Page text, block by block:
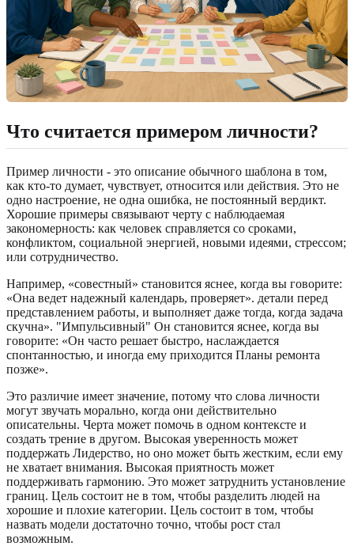
Что считается примером личности?
Пример личности - это описание обычного шаблона в том,
как кто-то думает, чувствует, относится или действия. Это не
одно настроение, не одна ошибка, не постоянный вердикт.
Хорошие примеры связывают черту с наблюдаемая
закономерность: как человек справляется со сроками,
конфликтом, социальной энергией, новыми идеями, стрессом;
или сотрудничество.
Например, «совестный» становится яснее, когда вы говорите:
«Она ведет надежный календарь, проверяет». детали перед
представлением работы, и выполняет даже тогда, когда задача
скучна». "Импульсивный" Он становится яснее, когда вы
говорите: «Он часто решает быстро, наслаждается
спонтанностью, и иногда ему приходится Планы ремонта
позже».
Это различие имеет значение, потому что слова личности
могут звучать морально, когда они действительно
описательны. Черта может помочь в одном контексте и
создать трение в другом. Высокая уверенность может
поддержать Лидерство, но оно может быть жестким, если ему
не хватает внимания. Высокая приятность может
поддерживать гармонию. Это может затруднить установление
границ. Цель состоит не в том, чтобы разделить людей на
хорошие и плохие категории. Цель состоит в том, чтобы
назвать модели достаточно точно, чтобы рост стал
возможным.